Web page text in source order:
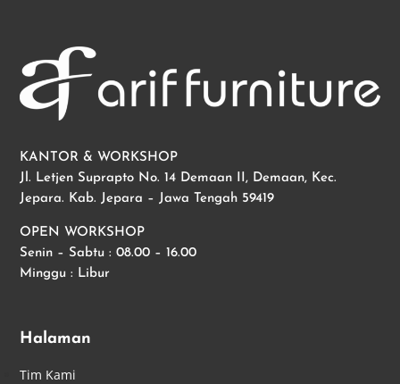
KANTOR & WORKSHOP
Jl. Letjen Suprapto No. 14 Demaan II, Demaan, Kec.
Jepara. Kab. Jepara – Jawa Tengah 59419
OPEN WORKSHOP
Senin – Sabtu : 08.00 – 16.00
Minggu : Libur
Halaman
Tim Kami